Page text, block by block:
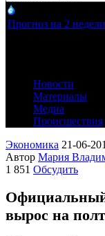
Прогноз на 2 недели
Новости
Материалы
Медиа
Происшествия
Экономика 21-06-
Автор Мария
1 851 Обсудить
Официальный
вырос на